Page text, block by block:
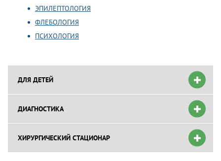
ЭПИЛЕПТОЛОГИЯ
ФЛЕБОЛОГИЯ
ПСИХОЛОГИЯ
ДЛЯ ДЕТЕЙ
ДИАГНОСТИКА
ХИРУРГИЧЕСКИЙ СТАЦИОНАР